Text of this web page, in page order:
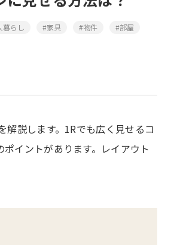
暮らし #家具 #物件 #部屋
説します。1Rでも広く見せるコ
イントがあります。レイアウト